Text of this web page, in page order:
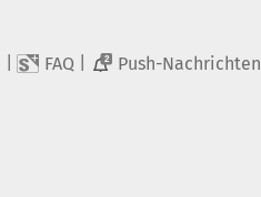
FAQ 2 Push-Nachrichten